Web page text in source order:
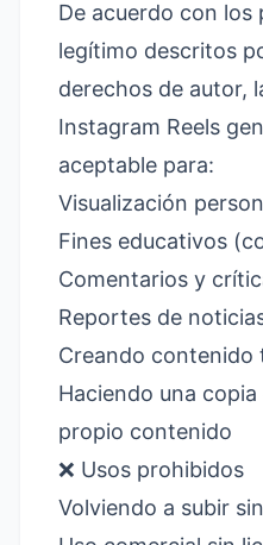
De acuerdo con los
legítimo descritos
derechos de autor,
Instagram Reels
aceptable para:
Visualización
Fines educativos
Comentarios y
Reportes de
Creando
Haciendo una
propio contenido
❌ Usos prohibidos
Volviendo a subir